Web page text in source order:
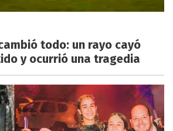
todo: un rayo cayó
y ocurrió una tragedia